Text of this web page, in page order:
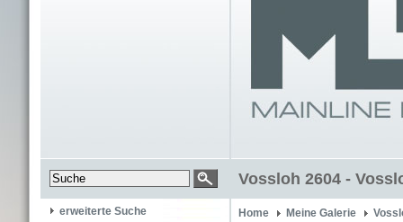
Vossloh 2604 -
erweiterte Suche Home Meine Galerie